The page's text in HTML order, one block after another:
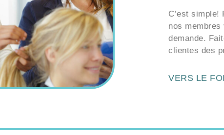
C’est simple!
nos
demande.
clientes des
VERS LE